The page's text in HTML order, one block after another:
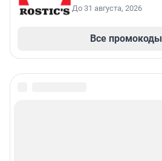
До 31 августа, 2026
Все промокоды